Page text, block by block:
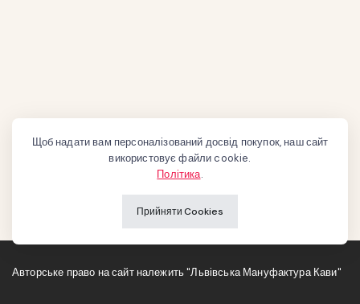
Авторське право на сайт належить "Львівська Мануфактура Кави"
Щоб надати вам персоналізований досвід покупок, наш сайт
використовує файли cookie.
Політика.
Прийняти Cookies